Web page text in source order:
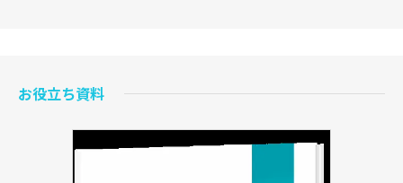
お役立ち資料